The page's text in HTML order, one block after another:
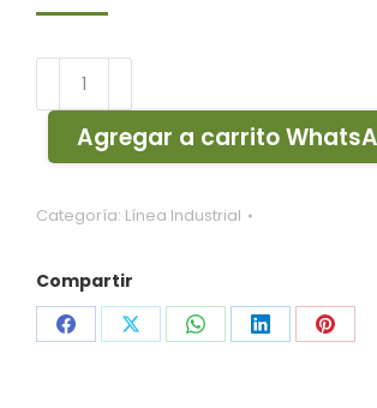
Conmutador
cantidad
Agregar a carrito
Categoría: Línea Industrial
Compartir
Share Share Share Share Share